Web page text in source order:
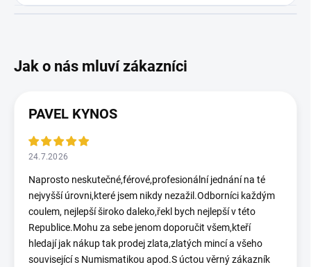
PAVEL KYNOS
24.7.2026
Naprosto neskutečné,férové,profesionální jednání na té
nejvyšší úrovni,které jsem nikdy nezažil.Odborníci každým
coulem, nejlepší široko daleko,řekl bych nejlepší v této
Republice.Mohu za sebe jenom doporučit všem,kteří
hledají jak nákup tak prodej zlata,zlatých mincí a všeho
související s Numismatikou apod.S úctou věrný zákazník